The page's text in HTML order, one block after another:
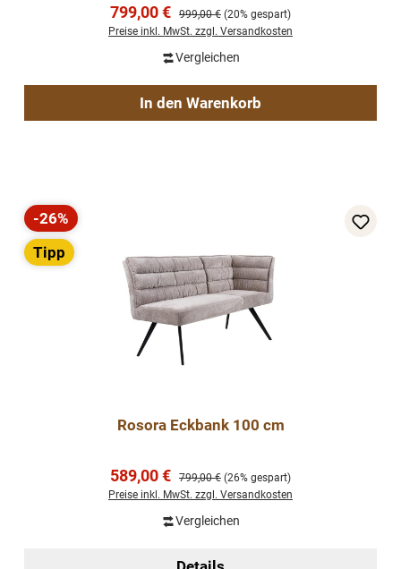
Verkaufspreis:
799,00 € Regulärer Preis:
999,00 € (20% gespart)
Preise inkl. MwSt. zzgl. Versandkosten
Vergleichen
In den Warenkorb
Rabatt
-26%
Tipp
Rosora Eckbank 100 cm
Verkaufspreis:
589,00 € Regulärer Preis:
799,00 € (26% gespart)
Preise inkl. MwSt. zzgl. Versandkosten
Vergleichen